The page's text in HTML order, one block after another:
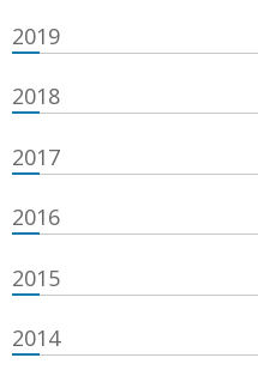
2019
2018
2017
2016
2015
2014